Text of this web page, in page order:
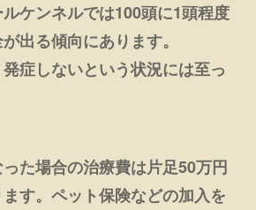
ケンネルでは100頭に1頭程度
出る傾向にあります。
症しないという状況には至っ
た場合の治療費は片足50万円
す。ペット保険などの加入を